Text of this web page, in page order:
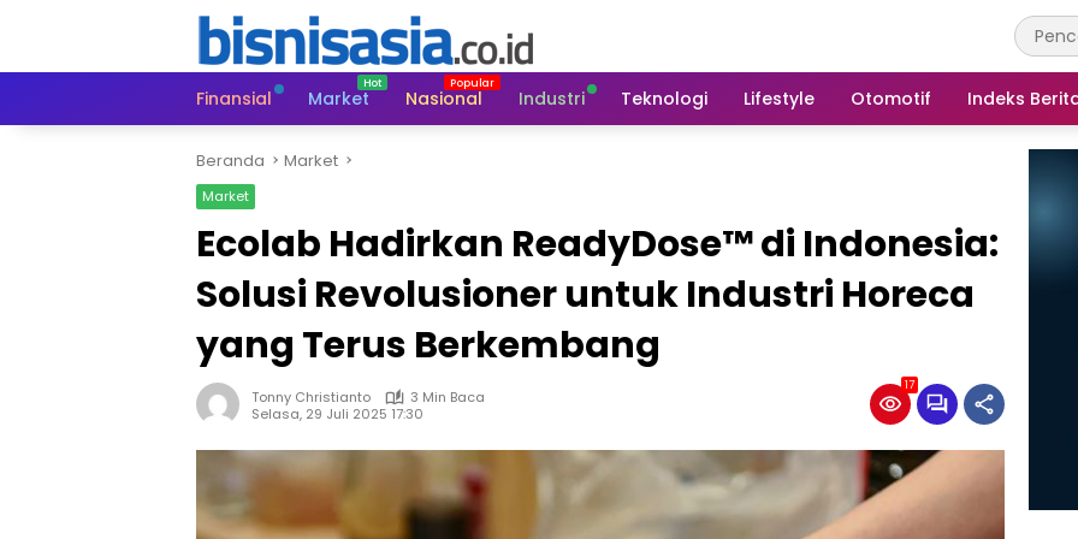
Finansial
Market Nasional Industri Teknologi Lifestyle Otomotif Indeks
Beranda Market
Market
Ecolab Hadirkan ReadyDose™ di Indonesia:
Solusi Revolusioner untuk Industri Horeca
yang Terus Berkembang
Tonny Christianto
3 Min Baca
Selasa, 29 Juli 2025 17:30
17